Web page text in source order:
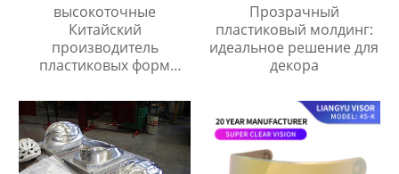
высокоточные
Китайский
производитель
пластиковых форм
Прозрачный
пластиковый молдинг:
идеальное решение для
декора